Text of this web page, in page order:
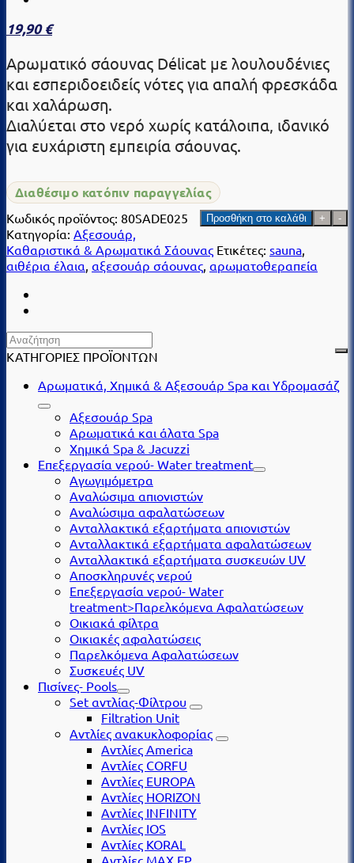
19,90€
Αρωματικό σάουνας Délicat με λουλουδένιες
και εσπεριδοειδείς νότες για απαλή φρεσκάδα
και χαλάρωση.
Διαλύεται στο νερό χωρίς κατάλοιπα, ιδανικό
για ευχάριστη εμπειρία σάουνας.
Διαθέσιμο κατόπιν παραγγελίας
Αρωματικό
για
Σάουνα
–
Delicat
250
ποσότητα
Προσθήκη στο καλάθι
Κωδικός προϊόντος: 80SADE025
Κατηγορία: Αξεσουάρ,
Καθαριστικά & Αρωματικά Σάουνας Ετικέτες: sauna
αιθέρια έλαια αξεσουάρ σάουνας αρωματοθεραπεία
ΚΑΤΗΓΟΡΙΕΣ ΠΡΟΪΟΝΤΩΝ
Αρωματικά, Χημικά & Αξεσουάρ Spa και Υδρομασάζ
Αξεσουάρ Spa
Αρωματικά και άλατα Spa
Χημικά Spa & Jacuzzi
Επεξεργασία νερού- Water treatment
Αγωγιμόμετρα
Αναλώσιμα απιονιστών
Αναλώσιμα αφαλατώσεων
Ανταλλακτικά εξαρτήματα απιονιστών
Ανταλλακτικά εξαρτήματα αφαλατώσεων
Ανταλλακτικά εξαρτήματα συσκευών UV
Αποσκληρυνές νερού
Επεξεργασία νερού- Water
treatment>Παρελκόμενα Αφαλατώσεων
Οικιακά φίλτρα
Οικιακές αφαλατώσεις
Παρελκόμενα Αφαλατώσεων
Συσκευές UV
Πισίνες- Pools
Set αντλίας-Φίλτρου
Filtration Unit
Αντλίες ανακυκλοφορίας
Αντλίες America
Αντλίες CORFU
Αντλίες EUROPA
Αντλίες HORIZON
Αντλίες INFINITY
Αντλίες IOS
Αντλίες KORAL
Αντλίες MAX EP